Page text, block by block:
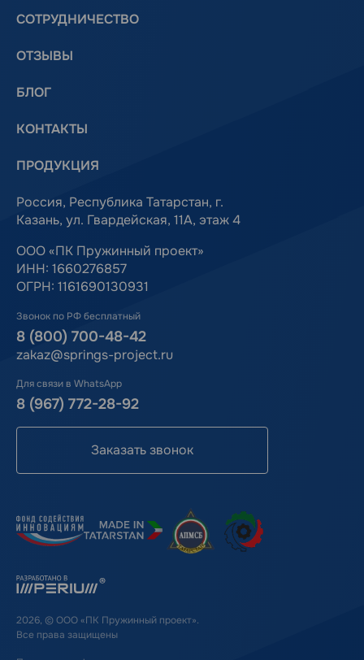
СОТРУДНИЧЕСТВО
ОТЗЫВЫ
БЛОГ
КОНТАКТЫ
ПРОДУКЦИЯ
Россия, Республика Татарстан, г.
Казань, ул. Гвардейская, 11А, этаж 4
ООО «ПК Пружинный проект»
ИНН: 1660276857
ОГРН: 1161690130931
Звонок по РФ бесплатный
8 (800) 700-48-42
zakaz@springs-project.ru
Для связи в WhatsApp
8 (967) 772-28-92
Заказать звонок
2026, © ООО «ПК Пружинный проект».
Все права защищены